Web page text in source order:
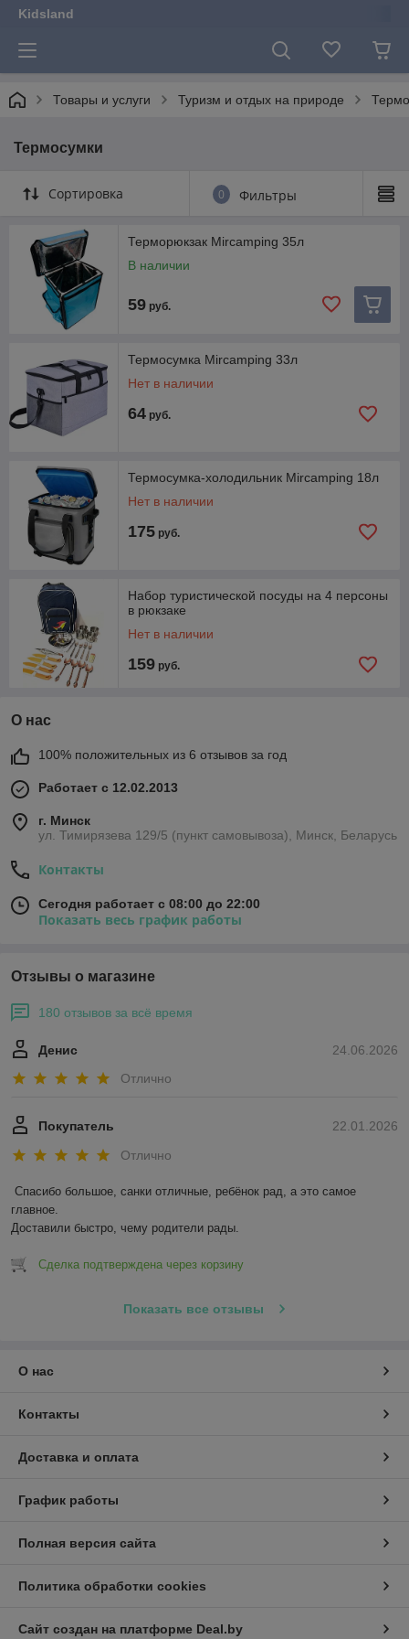
Kidsland
Товары и услуги Туризм и отдых на природе
Термосумки
Сортировка 0 Фильтры
Терморюкзак Mircamping 35л
В наличии
59 руб.
Термосумка Mircamping 33л
Нет в наличии
64 руб.
Термосумка-холодильник Mircamping 18л
Нет в наличии
175 руб.
Набор туристической посуды на 4 персоны
в рюкзаке
Нет в наличии
159 руб.
О нас
100% положительных из 6 отзывов за год
Работает с 12.02.2013
г. Минск
ул. Тимирязева 129/5 (пункт самовывоза), Минск, Беларусь
Контакты
Сегодня работает с 08:00 до 22:00
Показать весь график работы
Отзывы о магазине
180 отзывов за всё время
24.06.2026
Денис
Отлично
22.01.2026
Покупатель
Отлично
Спасибо большое, санки отличные, ребёнок рад, а это самое
главное.
Доставили быстро, чему родители рады.
Сделка подтверждена через корзину
Показать все отзывы
О нас
Контакты
Доставка и оплата
График работы
Полная версия сайта
Политика обработки cookies
Сайт создан на платформе Deal.by